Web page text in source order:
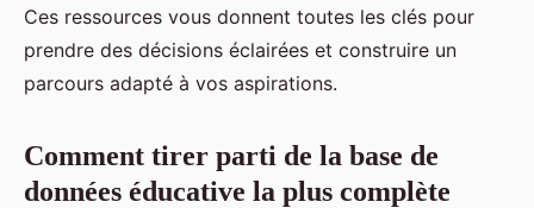
Ces ressources vous donnent toutes les clés pour
prendre des décisions éclairées et construire un
parcours adapté à vos aspirations.
Comment tirer parti de la base de
données éducative la plus complète